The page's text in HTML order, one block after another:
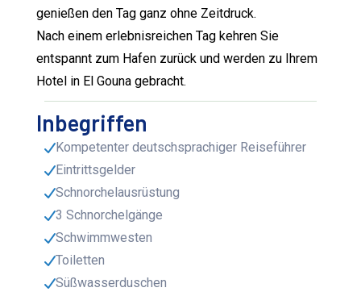
genießen den Tag ganz ohne Zeitdruck.
Nach einem erlebnisreichen Tag kehren Sie
entspannt zum Hafen zurück und werden zu Ihrem
Hotel in El Gouna gebracht.
Inbegriffen
Kompetenter deutschsprachiger Reiseführer
Eintrittsgelder
Schnorchelausrüstung
3 Schnorchelgänge
Schwimmwesten
Toiletten
Süßwasserduschen